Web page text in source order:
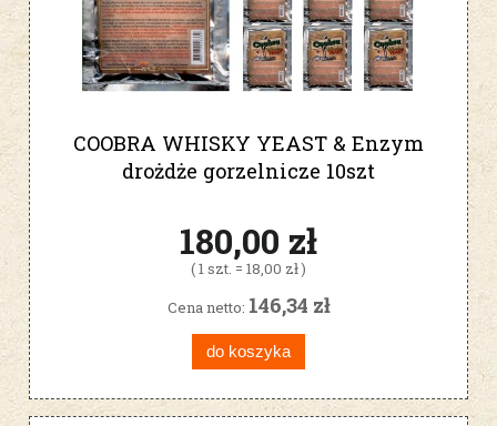
COOBRA WHISKY YEAST & Enzym
drożdże gorzelnicze 10szt
180,00 zł
( 1 szt. = 18,00 zł )
Cena netto: 146,34 zł
do koszyka